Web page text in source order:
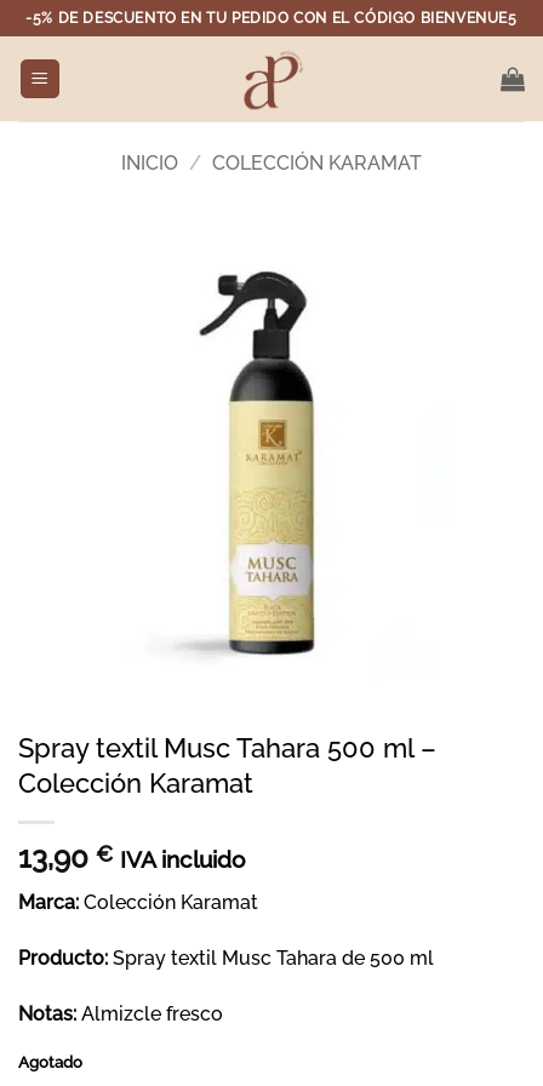
Saltar
al
contenido
-5% DE DESCUENTO EN TU PEDIDO CON EL CÓDIGO BIENVENUE5
INICIO / COLECCIÓN KARAMAT
Spray textil Musc Tahara 500 ml –
Colección Karamat
13,90 € IVA incluido
Marca: Colección Karamat
Producto: Spray textil Musc Tahara de 500 ml
Notas: Almizcle fresco
Agotado